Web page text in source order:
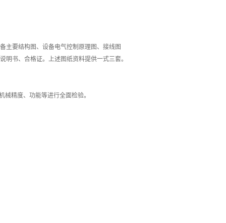
主要结构图、设备电气控制原理图、接线图
书、合格证。上述图纸资料提供一式三套。
精度、功能等进行全面检验。